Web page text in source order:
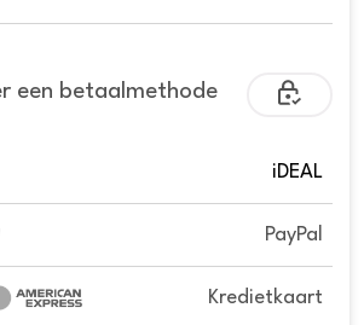
een betaalmethode
iDEAL
PayPal
Kredietkaart